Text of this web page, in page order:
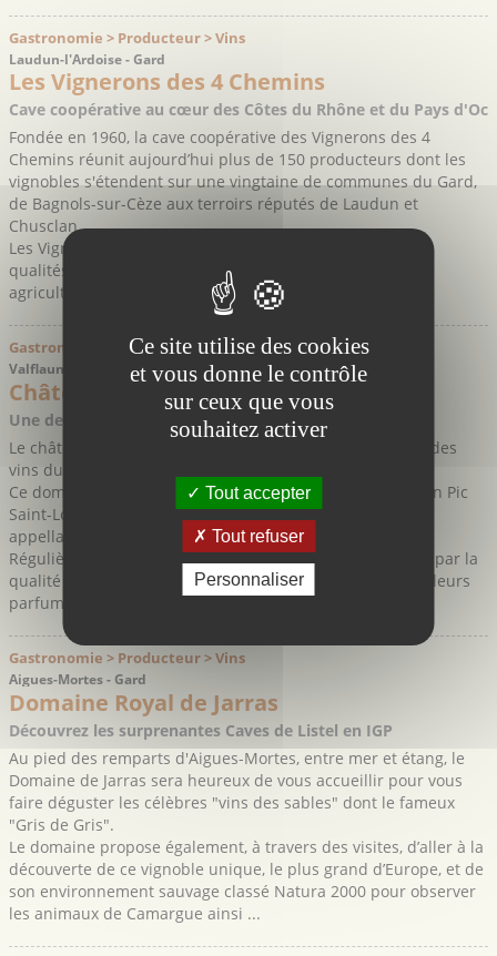
Gastronomie > Producteur > Vins
Laudun-l'Ardoise - Gard
Les Vignerons des 4 Chemins
Cave coopérative au cœur des Côtes du Rhône et du Pays d'Oc
Fondée en 1960, la cave coopérative des Vignerons des 4
Chemins réunit aujourd’hui plus de 150 producteurs dont les
vignobles s'étendent sur une vingtaine de communes du Gard,
de Bagnols-sur-Cèze aux terroirs réputés de Laudun et
Chusclan.
Les Vignerons des 4 Chemins, dont les mots d’ordre sont
qualités et innovations, produisent des vins issus d’une
agriculture raisonnée pour élaborer des ...
Gastronomie > Producteur > Vins
Valflaunès - Hérault
Château de Lancyre
Une des références de l’appellation du Pic Saint-Loup
Le château de Lancyre se situe sur le terroir d'exception des
vins du Pic Saint-Loup.
Ce domaine familiale est un des pionniers de l’appellation Pic
Saint-Loup et représente une des références de cette
appellation réputée.
Régulièrement médaillés, les vins du domaine séduisent par la
qualité de chaque cuvée ainsi que pour leurs saveurs et leurs
parfums de garrigue si typiques du Pic ...
Gastronomie > Producteur > Vins
Aigues-Mortes - Gard
Domaine Royal de Jarras
Découvrez les surprenantes Caves de Listel en IGP
Au pied des remparts d'Aigues-Mortes, entre mer et étang, le
Domaine de Jarras sera heureux de vous accueillir pour vous
faire déguster les célèbres "vins des sables" dont le fameux
"Gris de Gris".
Le domaine propose également, à travers des visites, d’aller à la
découverte de ce vignoble unique, le plus grand d’Europe, et de
son environnement sauvage classé Natura 2000 pour observer
les animaux de Camargue ainsi ...
Ce site utilise des cookies
et vous donne le contrôle
sur ceux que vous
souhaitez activer
Tout accepter
Tout refuser
Personnaliser